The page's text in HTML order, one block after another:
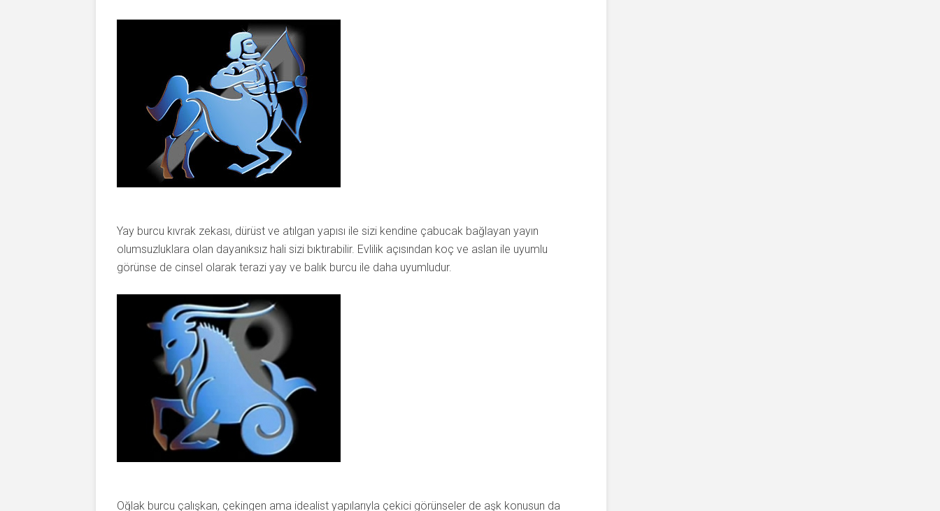
Yay burcu kıvrak zekası, dürüst ve atılgan yapısı ile sizi kendine çabucak bağlayan yayın
olumsuzluklara olan dayanıksız hali sizi bıktırabilir. Evlilik açısından koç ve aslan ile uyumlu
görünse de cinsel olarak terazi yay ve balık burcu ile daha uyumludur.
Oğlak burcu çalışkan, çekingen ama idealist yapılarıyla çekici görünseler de aşk konusun da